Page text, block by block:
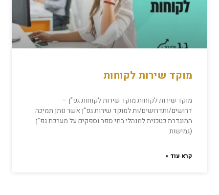
מוקד שירות לקוחות
מוקד שירות לקוחות מוקד שירות לקוחות גפ”ן –
דרושים/ותדרושים/ות למוקד שירות גפ”ן אשר נותן תמיכה
המוגדרת כטכנית למנהלי בתי ספר וספקים על מערכת גפ”ן
(גמישות
קרא עוד »